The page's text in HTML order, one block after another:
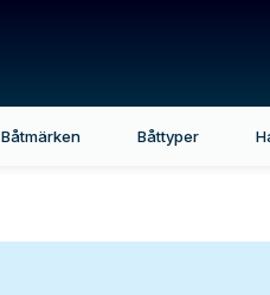
Båtmärken Båttyper